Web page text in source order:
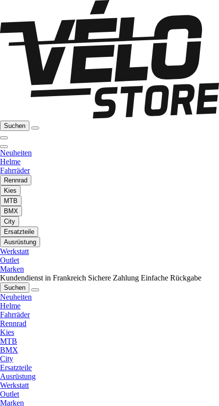
Suchen
Neuheiten
Helme
Fahrräder
Rennrad
Kies
MTB
BMX
City
Ersatzteile
Ausrüstung
Werkstatt
Outlet
Marken
Kundendienst in Frankreich Sichere Zahlung Einfache Rückgabe
Suchen
Neuheiten
Helme
Fahrräder
Rennrad
Kies
MTB
BMX
City
Ersatzteile
Ausrüstung
Werkstatt
Outlet
Marken